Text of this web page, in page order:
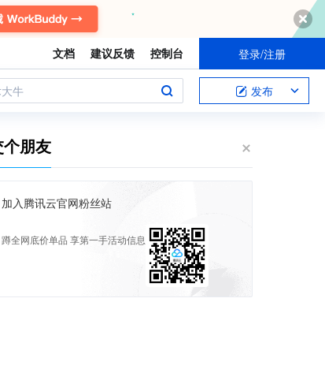
文档 建议反馈 控制台 登录/注册
牛 发布
朋友
加入腾讯云官网粉丝站
蹲全网底价单品 享第一手活动信息